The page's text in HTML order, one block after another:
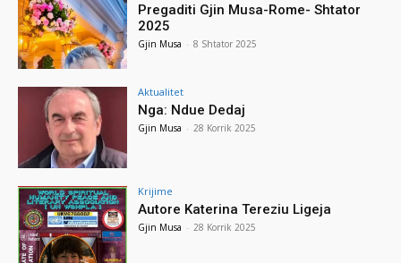
Pregaditi Gjin Musa-Rome- Shtator
2025
Gjin Musa - 8 Shtator 2025
Aktualitet
Nga: Ndue Dedaj
Gjin Musa - 28 Korrik 2025
Krijime
Autore Katerina Tereziu Ligeja
Gjin Musa - 28 Korrik 2025